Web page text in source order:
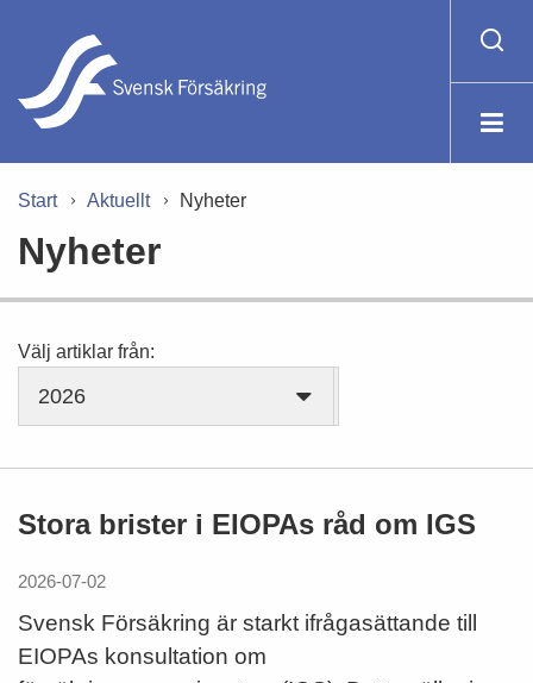
Start Aktuellt Nyheter
Nyheter
Välj artiklar från:
2026
Stora brister i EIOPAs råd om IGS
2026-07-02
Svensk Försäkring är starkt ifrågasättande till
EIOPAs konsultation om